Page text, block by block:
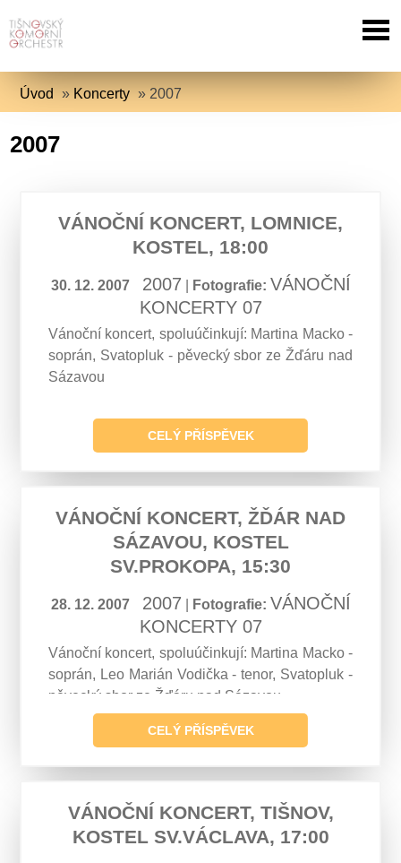
Úvod » Koncerty » 2007
2007
VÁNOČNÍ KONCERT, LOMNICE,
KOSTEL, 18:00
30. 12. 2007 2007 Fotografie: VÁNOČNÍ
KONCERTY 07
Vánoční koncert, spoluúčinkují: Martina Macko -
soprán, Svatopluk - pěvecký sbor ze Žďáru nad
Sázavou
CELÝ PŘÍSPĚVEK
VÁNOČNÍ KONCERT, ŽĎÁR NAD
SÁZAVOU, KOSTEL
SV.PROKOPA, 15:30
28. 12. 2007 2007 Fotografie: VÁNOČNÍ
KONCERTY 07
Vánoční koncert, spoluúčinkují: Martina Macko -
soprán, Leo Marián Vodička - tenor, Svatopluk -
pěvecký sbor ze Žďáru nad Sázavou
CELÝ PŘÍSPĚVEK
VÁNOČNÍ KONCERT, TIŠNOV,
KOSTEL SV.VÁCLAVA, 17:00